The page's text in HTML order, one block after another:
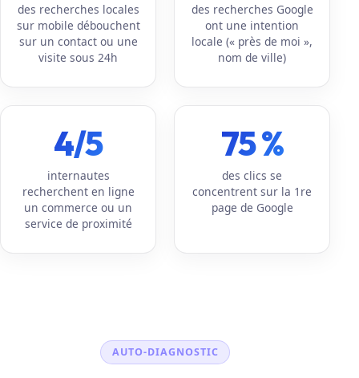
des recherches locales
sur mobile débouchent
sur un contact ou une
visite sous 24h
des recherches Google
ont une intention
locale (« près de moi »,
nom de ville)
4/5
internautes
recherchent en ligne
un commerce ou un
service de proximité
75 %
des clics se
concentrent sur la 1re
page de Google
AUTO-DIAGNOSTIC